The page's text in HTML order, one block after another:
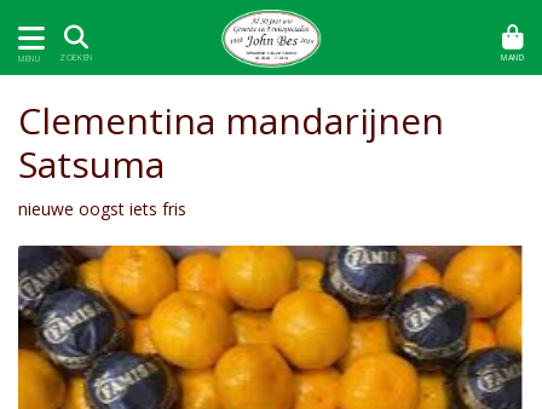
MENU ZOEKEN MAND
Clementina mandarijnen
Satsuma
nieuwe oogst iets fris